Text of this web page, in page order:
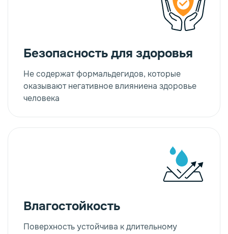
Подоконник ПВХ
Moeller Белый
ручей
Безопасность для здоровья
Не содержат формальдегидов, которые
оказывают негативное влияниена здоровье
человека
Влагостойкость
Поверхность устойчива к длительному